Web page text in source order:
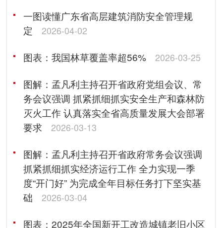
一图读懂广东省高层建筑消防安全管理规
定
2026-04-02
图表：我国林草覆盖率超56% 2026-03-25
图解：孟凡利主持召开省政府党组会议、常
务会议强调 抓紧抓细抓实安全生产和森林防
灭火工作 认真落实全省高质量发展大会部署
要求
2026-03-13
图解：孟凡利主持召开省政府常务会议强调
抓紧抓细抓实经济运行工作 全力实现一季
度“开门好” 为完成全年目标任务打下坚实基
础
2026-03-04
图表：2025年全国新开工改造城镇老旧小区